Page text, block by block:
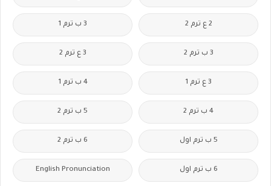
2 ع ترم 2 3 ب ترم 1
3 ب ترم 2 3 ع ترم 2
3 ع ترم 1 4 ب ترم 1
4 ب ترم 2 5 ب ترم 2
5 ب ترم اول 6 ب ترم 2
6 ب ترم اول English Pronunciation